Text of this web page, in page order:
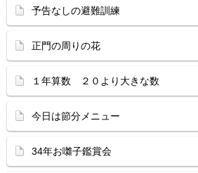
予告なしの避難訓練
正門の周りの花
１年算数 ２０より大きな数
今日は節分メニュー
34年お囃子鑑賞会